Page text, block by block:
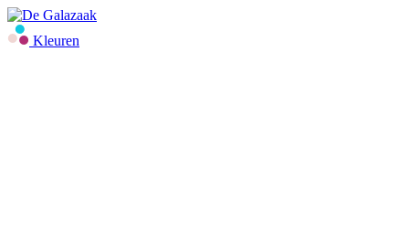
Kleuren